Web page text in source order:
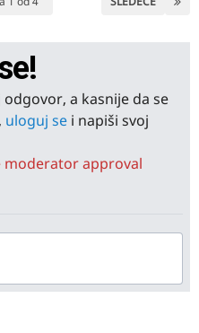
a kasnije da se
uloguj se i napiši svoj
approval